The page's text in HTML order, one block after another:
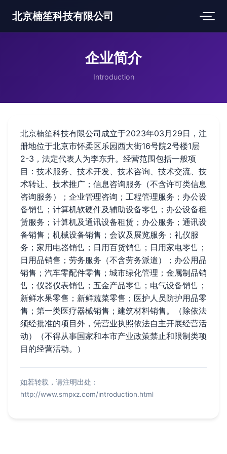
北京楠笙科技有限公司
企业简介
Introduction
北京楠笙科技有限公司成立于2023年03月29日，注
册地位于北京市怀柔区乐园西大街16号院2号楼1层
2-3，法定代表人为李东升。经营范围包括一般项
目：技术服务、技术开发、技术咨询、技术交流、技
术转让、技术推广；信息咨询服务（不含许可类信息
咨询服务）；企业管理咨询；工程管理服务；办公设
备销售；计算机软硬件及辅助设备零售；办公设备租
赁服务；计算机及通讯设备租赁；办公服务；通讯设
备销售；机械设备销售；会议及展览服务；礼仪服
务；家用电器销售；日用百货销售；日用家电零售；
日用品销售；劳务服务（不含劳务派遣）；办公用品
销售；汽车零配件零售；城市绿化管理；金属制品销
售；仪器仪表销售；五金产品零售；电气设备销售；
新鲜水果零售；新鲜蔬菜零售；医护人员防护用品零
售；第一类医疗器械销售；建筑材料销售。（除依法
须经批准的项目外，凭营业执照依法自主开展经营活
动）（不得从事国家和本市产业政策禁止和限制类项
目的经营活动。）
如若转载，请注明出处：
http://www.smpxz.com/introduction.html